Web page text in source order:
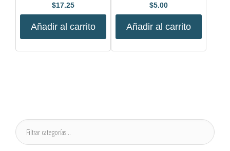
$17.25
Añadir al carrito
$5.00
Añadir al carrito